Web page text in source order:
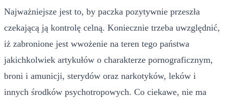
Najważniejsze jest to, by paczka pozytywnie przeszła
czekającą ją kontrolę celną. Koniecznie trzeba uwzględnić,
iż zabronione jest wwożenie na teren tego państwa
jakichkolwiek artykułów o charakterze pornograficznym,
broni i amunicji, sterydów oraz narkotyków, leków i
innych środków psychotropowych. Co ciekawe, nie ma